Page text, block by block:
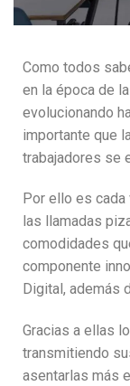
Como todos
en la época de
evolucionando
importante que
trabajadores se
Por ello es
las llamadas
comodidades
componente
Digital, además
Gracias a ellas
transmitiendo
asentarlas más